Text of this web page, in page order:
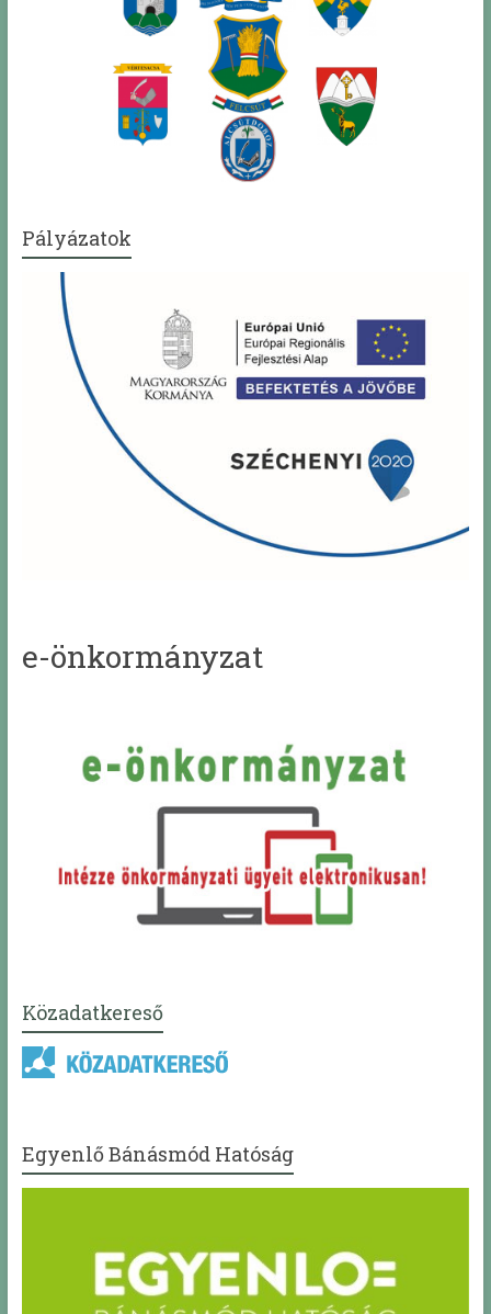
Pályázatok
e-önkormányzat
Közadatkereső
Egyenlő Bánásmód Hatóság